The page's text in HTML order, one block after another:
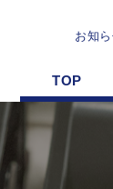
お知
TOP